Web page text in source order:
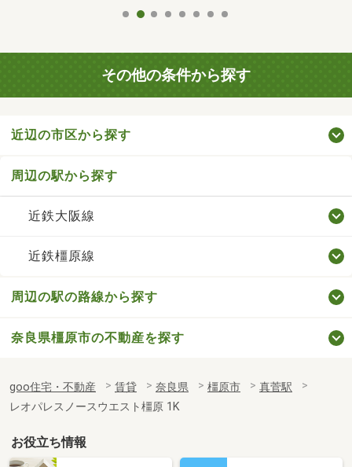
その他の条件から探す
近辺の市区から探す
周辺の駅から探す
近鉄大阪線
近鉄橿原線
周辺の駅の路線から探す
奈良県橿原市の不動産を探す
goo住宅・不動産 賃貸 奈良県 橿原市
真菅駅
レオパレスノースウエスト橿原 1K
お役立ち情報